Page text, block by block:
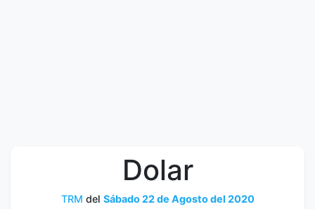
Dolar
TRM del Sábado 22 de Agosto del 2020